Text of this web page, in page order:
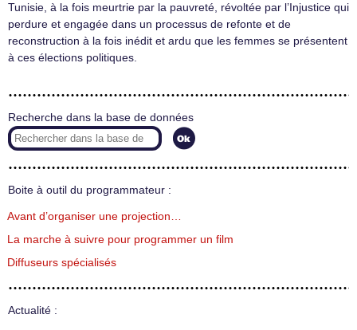
Tunisie, à la fois meurtrie par la pauvreté, révoltée par l’Injustice qui
perdure et engagée dans un processus de refonte et de
reconstruction à la fois inédit et ardu que les femmes se présentent
à ces élections politiques.
Recherche dans la base de données
Boite à outil du programmateur :
Avant d’organiser une projection…
La marche à suivre pour programmer un film
Diffuseurs spécialisés
Actualité :